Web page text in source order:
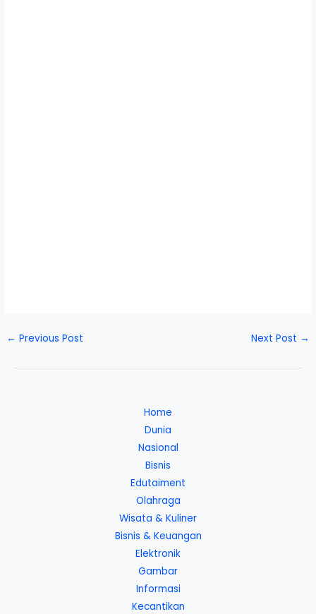
← Previous Post Next Post →
Home
Dunia
Nasional
Bisnis
Edutaiment
Olahraga
Wisata & Kuliner
Bisnis & Keuangan
Elektronik
Gambar
Informasi
Kecantikan